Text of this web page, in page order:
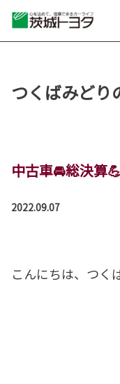
つくばみどり
中古車🚘総決算💪
2022.09.07
こんにちは、つく